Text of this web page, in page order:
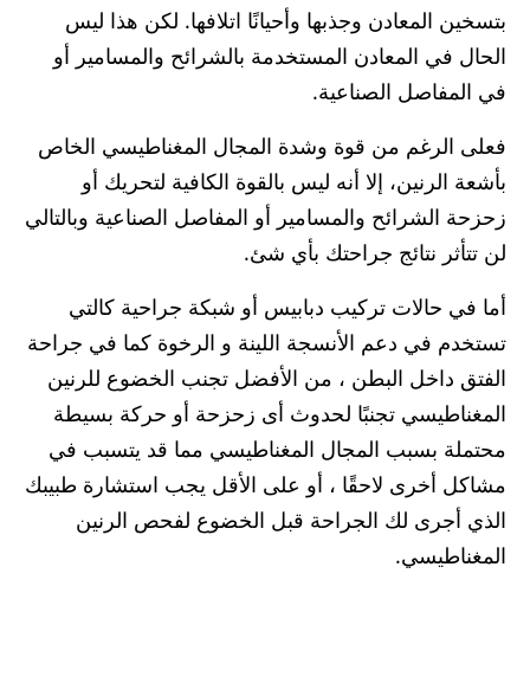
بتسخين المعادن وجذبها وأحيانًا اتلافها. لكن هذا ليس
الحال في المعادن المستخدمة بالشرائح والمسامير أو
في المفاصل الصناعية.
فعلى الرغم من قوة وشدة المجال المغناطيسي الخاص
بأشعة الرنين، إلا أنه ليس بالقوة الكافية لتحريك أو
زحزحة الشرائح والمسامير أو المفاصل الصناعية وبالتالي
لن تتأثر نتائج جراحتك بأي شئ.
أما في حالات تركيب دبابيس أو شبكة جراحية كالتي
تستخدم في دعم الأنسجة اللينة و الرخوة كما في جراحة
الفتق داخل البطن ، من الأفضل تجنب الخضوع للرنين
المغناطيسي تجنبًا لحدوث أى زحزحة أو حركة بسيطة
محتملة بسبب المجال المغناطيسي مما قد يتسبب في
مشاكل أخرى لاحقًا ، أو على الأقل يجب استشارة طبيبك
الذي أجرى لك الجراحة قبل الخضوع لفحص الرنين
المغناطيسي.